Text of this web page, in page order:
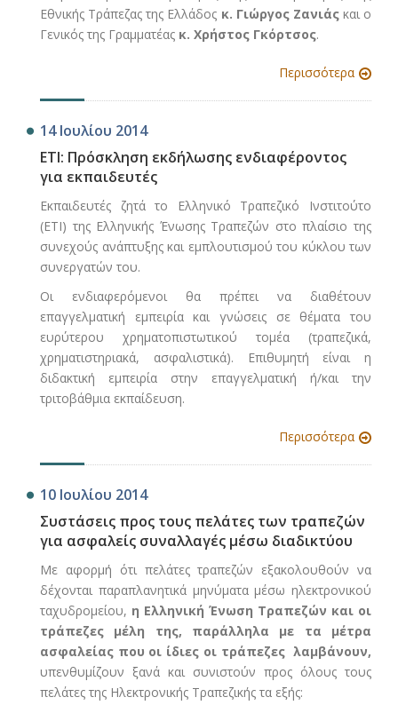
Εθνικής Τράπεζας της Ελλάδος κ. Γιώργος Ζανιάςκαι ο
Γενικός της Γραμματέας κ. Χρήστος Γκόρτσος.
Περισσότερα
14 Ιουλίου 2014
ΕΤΙ: Πρόσκληση εκδήλωσης ενδιαφέροντος
για εκπαιδευτές
Εκπαιδευτές ζητά το Ελληνικό Τραπεζικό Ινστιτούτο
(ETI) της Ελληνικής Ένωσης Τραπεζών στο πλαίσιο της
συνεχούς ανάπτυξης και εμπλουτισμού του κύκλου των
συνεργατών του.
Οι ενδιαφερόμενοι θα πρέπει να διαθέτουν
επαγγελματική εμπειρία και γνώσεις σε θέματα του
ευρύτερου χρηματοπιστωτικού τομέα (τραπεζικά,
χρηματιστηριακά, ασφαλιστικά). Επιθυμητή είναι η
διδακτική εμπειρία στην επαγγελματική ή/και την
τριτοβάθμια εκπαίδευση.
Περισσότερα
10 Ιουλίου 2014
Συστάσεις προς τους πελάτες των τραπεζών
για ασφαλείς συναλλαγές μέσω διαδικτύου
Με αφορμή ότι πελάτες τραπεζών εξακολουθούν να
δέχονται παραπλανητικά μηνύματα μέσω ηλεκτρονικού
ταχυδρομείου, η Ελληνική Ένωση Τραπεζών και οι
τράπεζες μέλη της,
παράλληλα
με τα μέτρα
ασφαλείας που οι ίδιες οι τράπεζες λαμβάνουν,
υπενθυμίζουν ξανά και συνιστούν προς όλους τους
πελάτες της Ηλεκτρονικής Τραπεζικής τα εξής: